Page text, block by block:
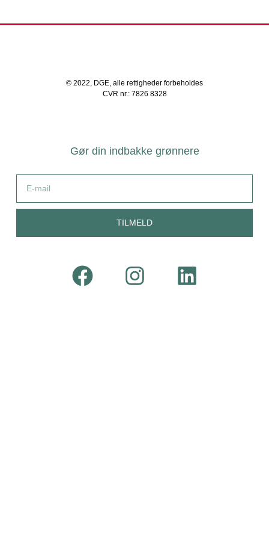
© 2022, DGE, alle rettigheder forbeholdes
CVR nr.: 7826 8328
Gør din indbakke grønnere
TILMELD